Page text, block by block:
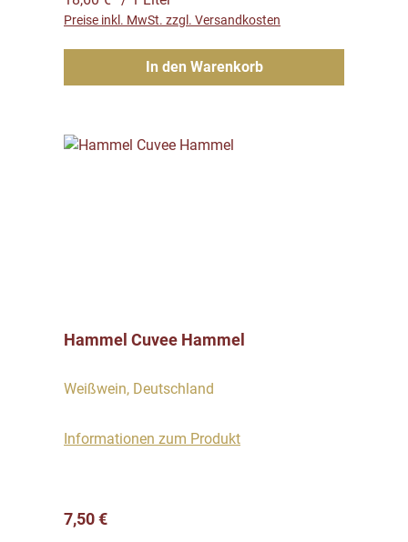
Preise inkl. MwSt. zzgl. Versandkosten
In den Warenkorb
Hammel Cuvee Hammel
Weißwein, Deutschland
Informationen zum Produkt
Regulärer Preis:
7,50 €